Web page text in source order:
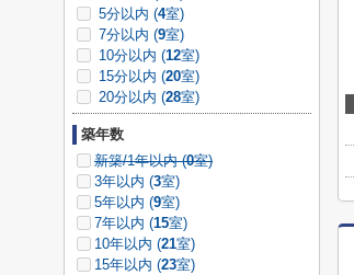
5分以内 (4室)
7分以内 (9室)
10分以内 (12室)
15分以内 (20室)
20分以内 (28室)
築年数
新築/1年以内 (0室)
3年以内 (3室)
5年以内 (9室)
7年以内 (15室)
10年以内 (21室)
15年以内 (23室)